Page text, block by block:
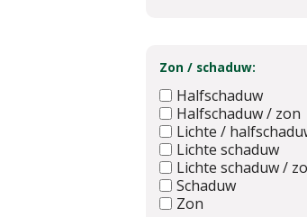
Zon / schaduw:
Halfschaduw
Halfschaduw / zon
Lichte /
Lichte schaduw
Lichte schaduw /
Schaduw
Zon